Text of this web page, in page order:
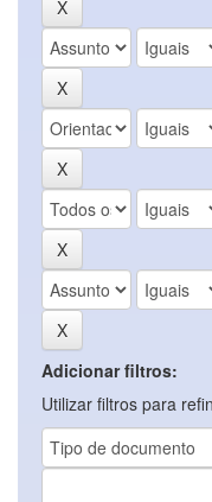
Adicionar filtros:
Utilizar filtros para